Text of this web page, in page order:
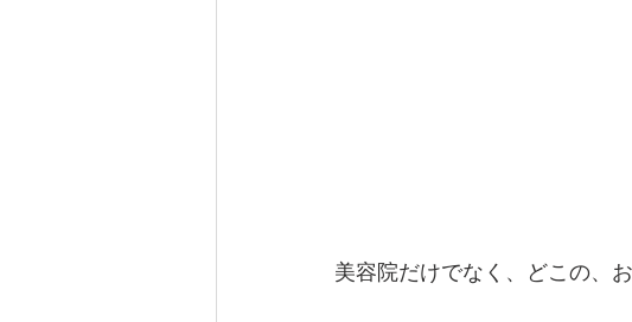
美容院だけでなく、どこの、